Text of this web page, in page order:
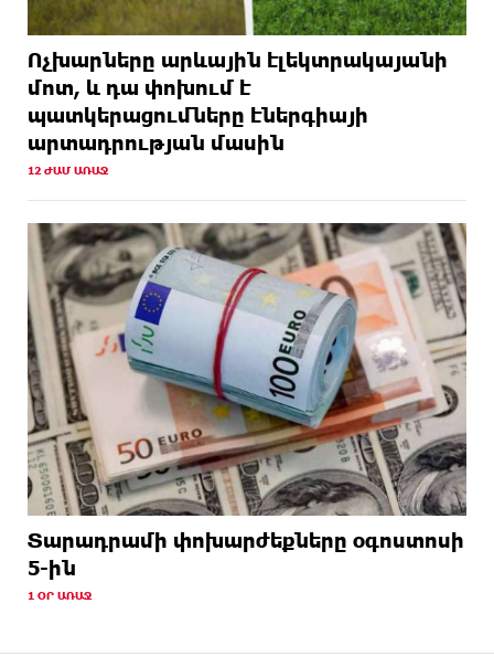
Ոչխարները արևային էլեկտրակայանի
մոտ, և դա փոխում է
պատկերացումները էներգիայի
արտադրության մասին
12 ԺԱՄ ԱՌԱՋ
Տարադրամի փոխարժեքները օգոստոսի
5-ին
1 ՕՐ ԱՌԱՋ